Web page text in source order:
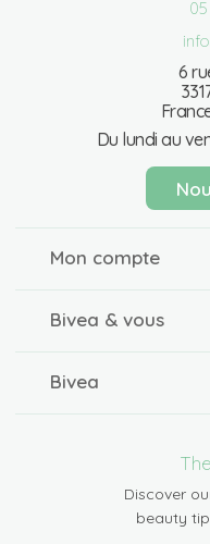
6
Du lundi au
Mon compte
Bivea & vous
Bivea
Discover
beauty